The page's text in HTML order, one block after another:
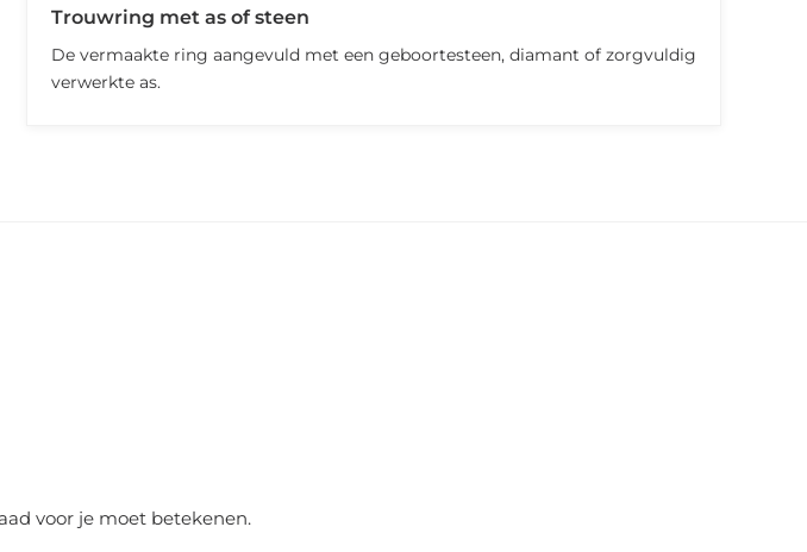
Trouwring met as of steen
De vermaakte ring aangevuld met een geboortesteen, diamant of zorgvuldig
verwerkte as.
voor je moet betekenen.